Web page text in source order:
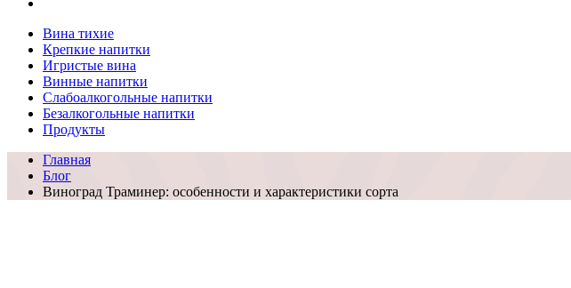
Вина тихие
Крепкие напитки
Игристые вина
Винные напитки
Слабоалкогольные напитки
Безалкогольные напитки
Продукты
Главная
Блог
Виноград Траминер: особенности и характеристики сорта